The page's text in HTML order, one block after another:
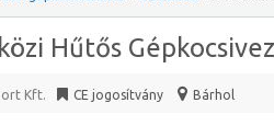
Hűtős
Kft. CE jogosítvány Bárhol